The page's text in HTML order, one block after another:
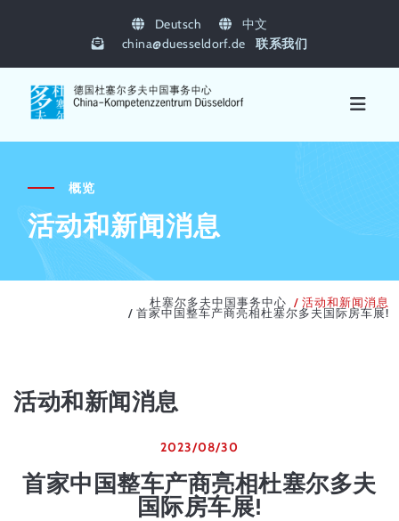
Deutsch
中文
china@duesseldorf.de 联系我们
概览
活动和新闻消息
杜塞尔多夫中国事务中心
活动和新闻消息
首家中国整车产商亮相杜塞尔多夫国际房车展!
活动和新闻消息
2023/08/30
首家中国整车产商亮相杜塞尔多夫
国际房车展!